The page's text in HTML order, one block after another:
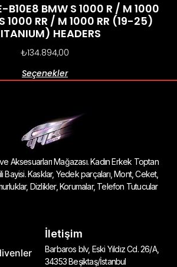
B10E8 BMW S 1000 R / M 1000
1000 RR / M 1000 RR (19-25)
HEADERS
₺134.894,00
Seçenekler
Aksesuarları Mağazası. Kadın Erkek Toptan
Kasklar, Yedek parçaları, Mont, Ceket,
Dizlikler, Korumalar, Telefon Tutucular
İletişim
Barbaros blv, Eski Yıldız Cd. 26/A,
34353 Beşiktaş/İstanbul